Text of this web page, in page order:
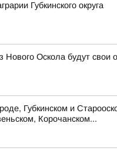
Губкинского округа
Нового Оскола будут свои
и
Корочанском...